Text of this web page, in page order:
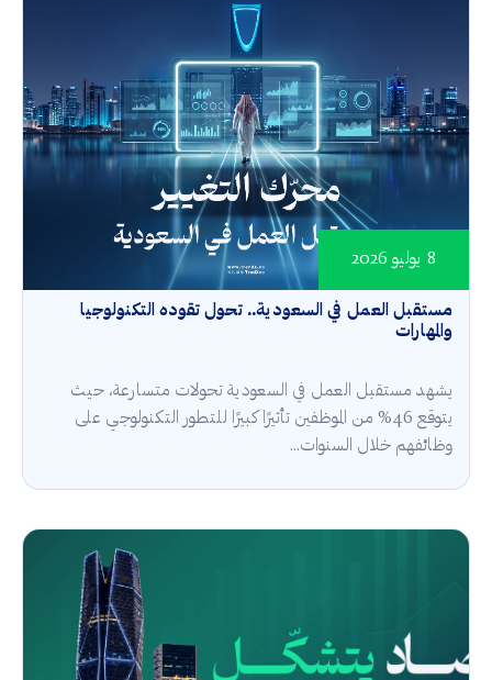
مستقبل العمل في السعودية.. تحول تقوده التكنولوجيا
والمهارات
8 يوليو 2026
يشهد مستقبل العمل في السعودية تحولات متسارعة، حيث
يتوقع 46% من الموظفين تأثيرًا كبيرًا للتطور التكنولوجي على
وظائفهم خلال السنوات...